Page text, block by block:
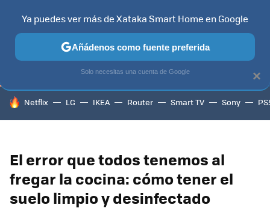
TELEVISORES CONTENIDOS SMART TV SELECCIÓN
HOY SE HABLA DE
Netflix LG IKEA Router Smart TV Sony
El error que todos tenemos al
fregar la cocina: cómo tener el
suelo limpio y desinfectado
×
Ya puedes ver más de Xataka Smart Home en Google
Añádenos como fuente preferida
Solo necesitas una cuenta de Google